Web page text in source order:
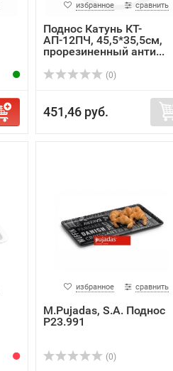
избранное сравнить
Поднос Катунь КТ-
АП-12ПЧ, 45,5*35,5см,
прорезиненный анти...
(0)
451,46 руб.
избранное сравнить
M.Pujadas, S.A. Поднос
P23.991
(0)